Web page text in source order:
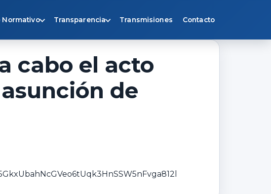
Normativo Transparencia Transmisiones Contacto
cabo el acto
de